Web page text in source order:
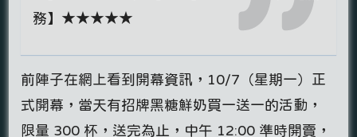
務】★★★★★
前陣子在網上看到開幕資訊，10/7（星期一）正
式開幕，當天有招牌黑糖鮮奶買一送一的活動，
限量 300 杯，送完為止，中午 12:00 準時開賣，